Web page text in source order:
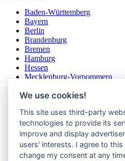
Baden-Württemberg
Bayern
Berlin
Brandenburg
Bremen
Hamburg
Hessen
Mecklenburg-Vorpommern
Nordrhein-Westfalen
Saarland
Sachsen
Sachsen-Anhalt
Schleswig-Holstein
Thüringen
We use cookies!
This site uses third-party
technologies to provide its
improve and display
users' interests. I agree to
change my consent at any